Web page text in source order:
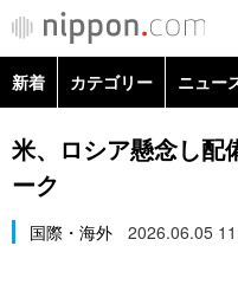
カテゴリー
新着 カテゴリー ニュー
政治・外交
経済・ビジネス
米、ロシア懸念し
ーク
国際・海外 2026.06.05